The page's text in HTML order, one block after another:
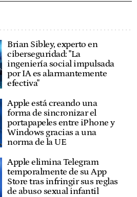
Brian Sibley, experto en
ciberseguridad: "La
ingeniería social impulsada
por IA es alarmantemente
efectiva"
Apple está creando una
forma de sincronizar el
portapapeles entre iPhone y
Windows gracias a una
norma de la UE
Apple elimina Telegram
temporalmente de su App
Store tras infringir sus reglas
de abuso sexual infantil